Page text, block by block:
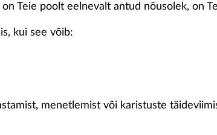
Teie poolt eelnevalt antud nõusolek, on
kui see võib:
menetlemist või karistuste